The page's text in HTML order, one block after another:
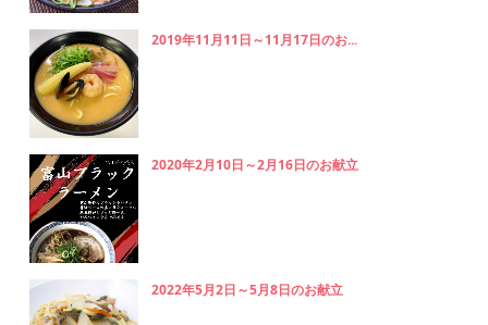
2019年11月11日～11月17日のお...
2020年2月10日～2月16日のお献立
2022年5月2日～5月8日のお献立